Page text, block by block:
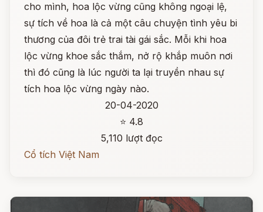
cho mình, hoa lộc vừng cũng không ngoại lệ,
sự tích về hoa là cả một câu chuyện tình yêu bi
thương của đôi trẻ trai tài gái sắc. Mỗi khi hoa
lộc vừng khoe sắc thắm, nở rộ khắp muôn nơi
thì đó cũng là lúc người ta lại truyền nhau sự
tích hoa lộc vừng ngày nào.
20-04-2020
⭐ 4.8
5,110 lượt đọc
Cổ tích Việt Nam